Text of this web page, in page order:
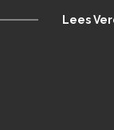
Lees